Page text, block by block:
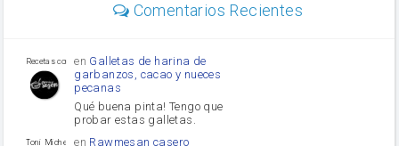
Comentarios Recientes
Recetas con sazon
en Galletas de harina de
garbanzos, cacao y nueces
pecanas
Qué buena pinta! Tengo que
probar estas galletas.
Toni Michel Caubet
en Rawmesan casero